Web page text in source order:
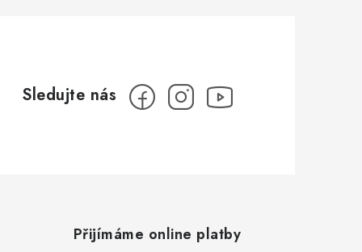
Přijímáme online platby